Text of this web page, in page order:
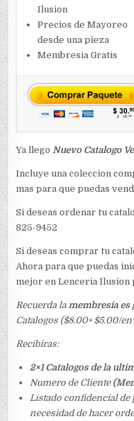
Ilusion
Precios de Mayoreo
desde una pieza
Membresia Gratis
Ya llegoNuevo Catalogo
Incluye una coleccion
mas para que puedas
Si deseas ordenar tu
825-9452
Si deseas comprar tu
Ahora para que puedas
mejor en Lenceria Ilusion
Recuerda lamembresia es
Catalogos ($8.00+ $5.00/
Recibiras:
2×1 Catalogos de la
Numero de Cliente
Listado confidencial de
necesidad de hacer